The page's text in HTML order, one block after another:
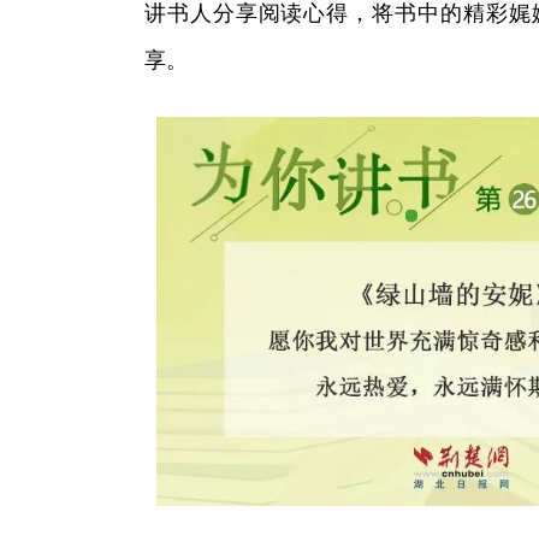
讲书人分享阅读心得，将书中的精彩
享。